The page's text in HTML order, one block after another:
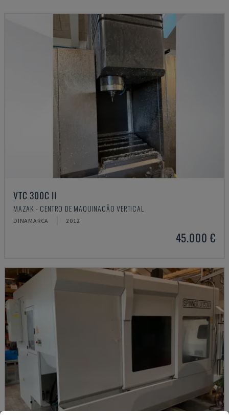
VTC 300C II
MAZAK - CENTRO DE MAQUINAÇÃO VERTICAL
DINAMARCA 2012
45.000 €